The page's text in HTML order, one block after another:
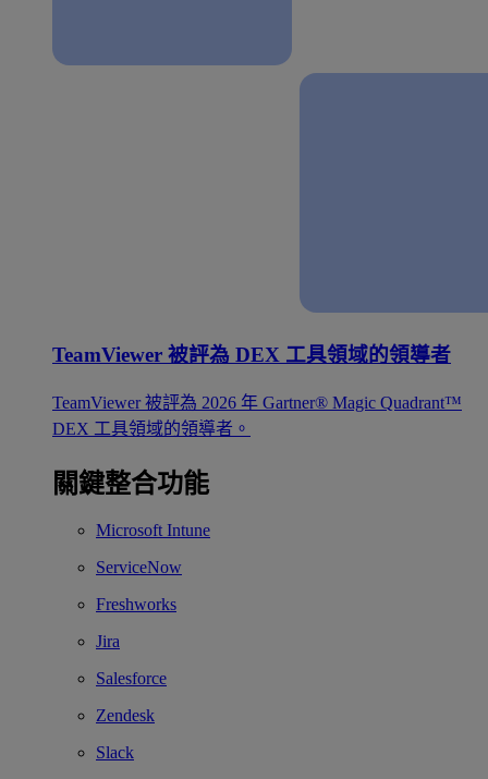
TeamViewer 被評為 DEX 工具領域的領導者
TeamViewer 被評為 2026 年 Gartner® Magic Quadrant™
DEX 工具領域的領導者。
關鍵整合功能
Microsoft Intune
ServiceNow
Freshworks
Jira
Salesforce
Zendesk
Slack